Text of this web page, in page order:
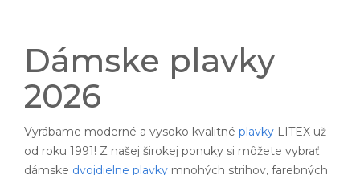
Dámske plavky
2026
Vyrábame moderné a vysoko kvalitné plavky LITEX už
od roku 1991! Z našej širokej ponuky si môžete vybrať
dámske dvojdielne plavky mnohých strihov, farebných